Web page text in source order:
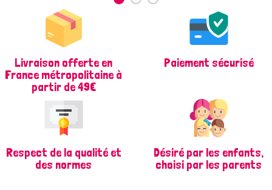
Livraison offerte en
France métropolitaine à
partir de 49€
Paiement sécurisé
Respect de la qualité et
des normes
Désiré par les enfants,
choisi par les parents